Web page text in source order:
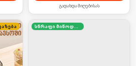
გადახდა მიღებისას
სწრაფი მიწოდება